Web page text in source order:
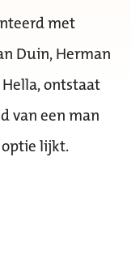
met
Duin, Herman
ontstaat
van een man
lijkt.